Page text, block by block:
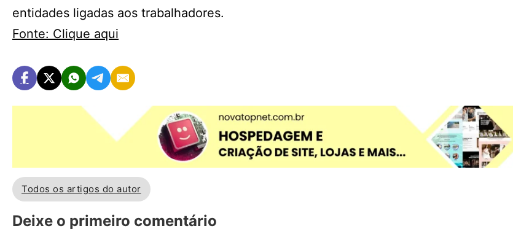
entidades ligadas aos trabalhadores.
Fonte: Clique aqui
Todos os artigos do autor
Deixe o primeiro comentário